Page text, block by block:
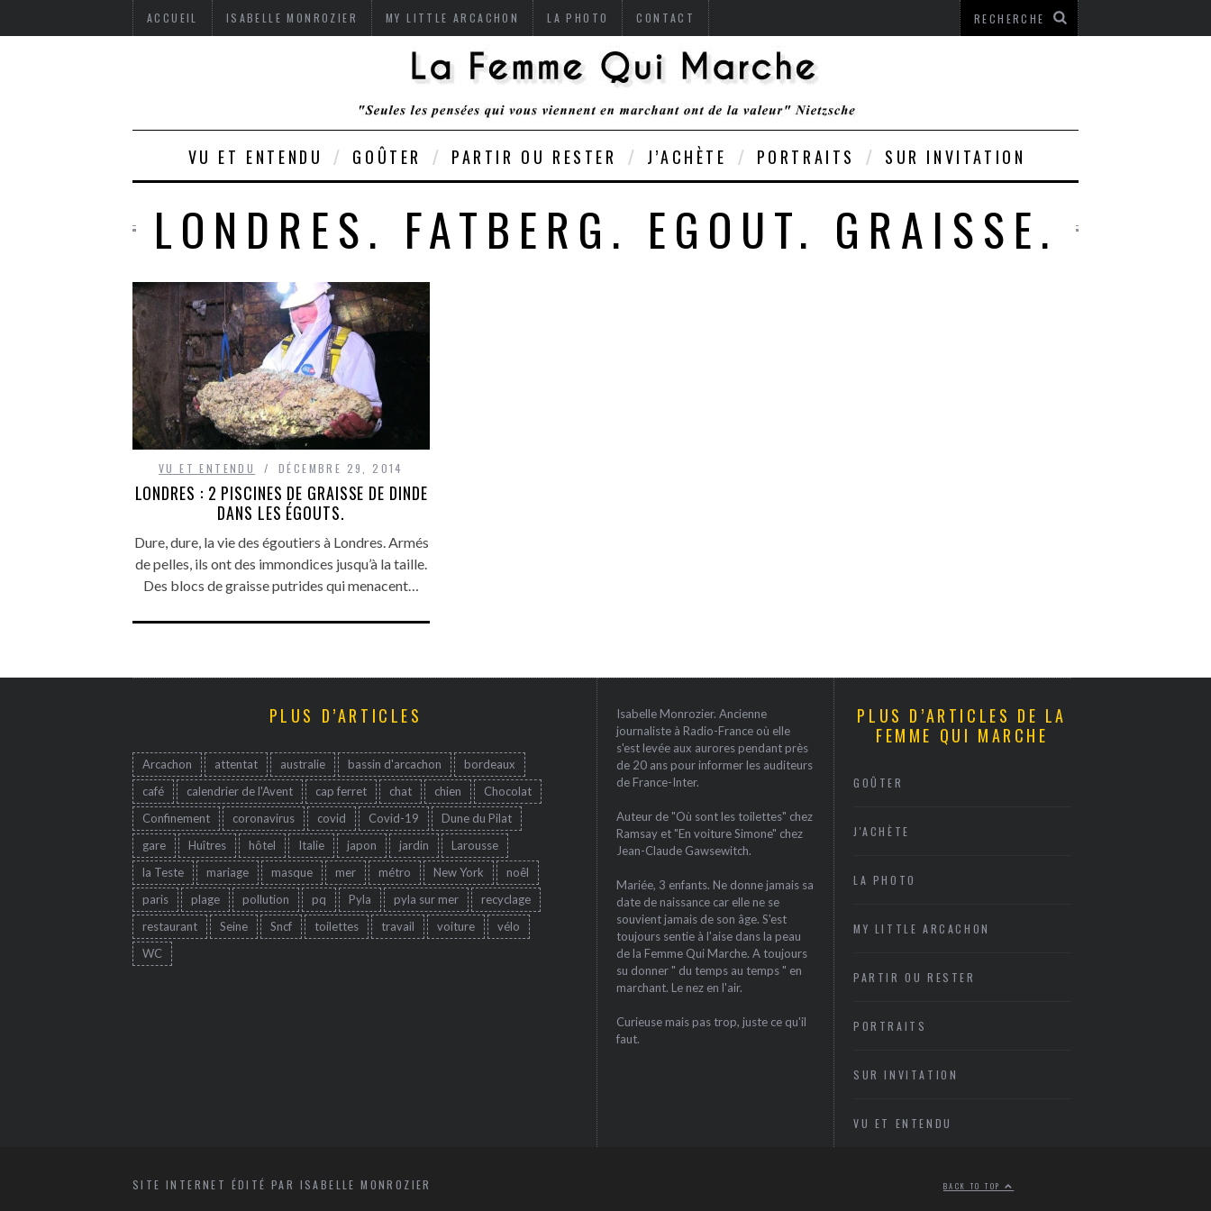
ACCUEIL ISABELLE MONROZIER MY LITTLE ARCACHON LA PHOTO CONTACT
VU ET ENTENDU GOÛTER PARTIR OU RESTER J’ACHÈTE PORTRAITS SUR INVITATION
LONDRES. FATBERG. EGOUT. GRAISSE.
VU ET ENTENDU DÉCEMBRE 29, 2014
LONDRES : 2 PISCINES DE GRAISSE DE DINDE
DANS LES ÉGOUTS.
Dure, dure, la vie des égoutiers à Londres. Armés
de pelles, ils ont des immondices jusqu’à la taille.
Des blocs de graisse putrides qui menacent…
PLUS D’ARTICLES
Arcachon attentat australie bassin d'arcachon
bordeaux
café
calendrier de l'Avent cap ferret chat chien
Chocolat
Confinement
coronavirus covid Covid-19
Dune du Pilat
gare
Huîtres hôtel Italie japon jardin
Larousse
la Teste
mariage masque mer métro New York
noêl
paris
plage pollution pq Pyla pyla sur mer
recyclage
restaurant
Seine Sncf toilettes travail voiture
vélo
WC
Isabelle Monrozier. Ancienne
journaliste à Radio-France où elle
s'est levée aux aurores pendant près
de 20 ans pour informer les auditeurs
de France-Inter.
Auteur de "Où sont les toilettes" chez
Ramsay et "En voiture Simone" chez
Jean-Claude Gawsewitch.
Mariée, 3 enfants. Ne donne jamais sa
date de naissance car elle ne se
souvient jamais de son âge. S'est
toujours sentie à l'aise dans la peau
de la Femme Qui Marche. A toujours
su donner " du temps au temps " en
marchant. Le nez en l'air.
Curieuse mais pas trop, juste ce qu'il
faut.
PLUS D’ARTICLES DE LA
FEMME QUI MARCHE
GOÛTER
J'ACHÈTE
LA PHOTO
MY LITTLE ARCACHON
PARTIR OU RESTER
PORTRAITS
SUR INVITATION
VU ET ENTENDU
SITE INTERNET ÉDITÉ PAR ISABELLE MONROZIER BACK TO TOP